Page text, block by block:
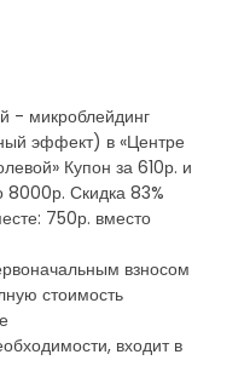
- микроблейдинг
эффект) в «Центре
Купон за 610р. и
8000р. Скидка 83%
750р. вместо
взносом
стоимость
входит в